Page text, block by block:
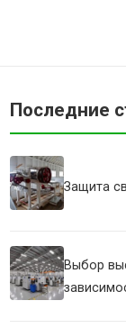
Последние
Защита
Выбор